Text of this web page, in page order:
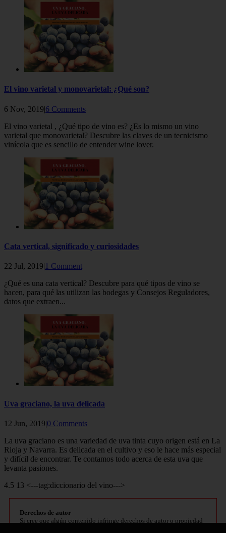
El vino varietal y monovarietal: ¿Qué son?
6 Nov, 2019|6 Comments
El vino varietal , ¿Qué tipo de vino es? ¿Es lo mismo un vino
varietal que monovarietal? Descubre las claves de un tecnicismo
vinícola que es sencillo de entender wine lover.
Cata vertical, significado y curiosidades
22 Jul, 2019|1 Comment
¿Qué es una cata vertical? Descubre para qué tipos de vino se
hacen, para qué las utilizan las bodegas y Consejos Reguladores,
datos que extraen...
Uva graciano, la uva delicada
12 Jun, 2019|0 Comments
La uva graciano es una variedad de uva tinta cuyo origen está en La
Rioja y Navarra. Es delicada en el cultivo y eso le hace más especial
y difícil de encontrar. Te contamos todo acerca de esta uva que
levanta pasiones.
4.5 13 <---tag:diccionario del vino--->
Derechos de autor
Si cree que algún contenido infringe derechos de autor o propiedad